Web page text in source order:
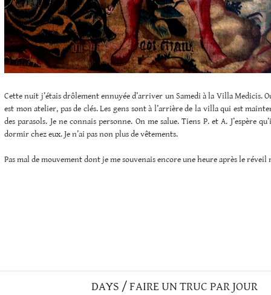
Cette nuit j’étais drôlement ennuyée d’arriver un Samedi à la Villa Medicis.
est mon atelier, pas de clés. Les gens sont à l’arrière de la villa qui est
des parasols. Je ne connais personne. On me salue. Tiens P. et A. J’espère
dormir chez eux. Je n’ai pas non plus de vêtements.
Pas mal de mouvement dont je me souvenais encore une heure après le réveil
DAYS / FAIRE UN TRUC PAR JOUR